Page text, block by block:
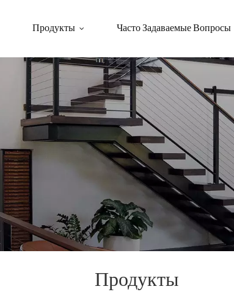
Продукты Часто Задаваемые Вопросы
Продукты